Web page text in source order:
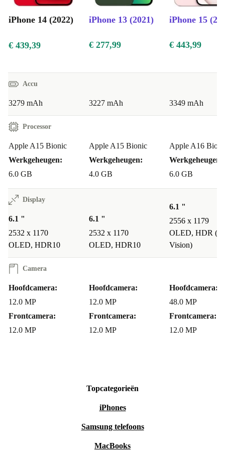
geavanceerde camerasysteem van de iPhone 14, inclusief
resultaten.
Kies voor een duurzame toekomst en verminder
elektronisch afval door te kiezen voor een iPhone 14
refurbished. Ervaar de nieuwste innovaties met een
groenere keuze.
iPhone 14 (2022) iPhone 13 (2021) iPhone 15
€ 439,39 € 277,99 € 443,99
Accu
3279 mAh 3227 mAh 3349 mAh
Processor
Apple A15 Bionic
Werkgeheugen:
6.0 GB
Apple A15 Bionic
Werkgeheugen:
4.0 GB
Apple A16
Werkgeheugen:
6.0 GB
Display
6.1 "
2532 x 1170
OLED, HDR10
6.1 "
2532 x 1170
OLED, HDR10
6.1 "
2556 x 1179
OLED, HDR
Vision)
Camera
Hoofdcamera:
12.0 MP
Frontcamera:
12.0 MP
Hoofdcamera:
12.0 MP
Frontcamera:
12.0 MP
Hoofdcamera:
48.0 MP
Frontcamera:
12.0 MP
Topcategorieën
iPhones
Samsung telefoons
MacBooks